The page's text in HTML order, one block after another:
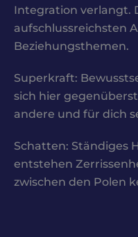
Integration verlangt.
aufschlussreichsten
Beziehungsthemen.
Superkraft:
sich hier
andere und für dich
Schatten: Ständiges
entstehen
zwischen den Polen